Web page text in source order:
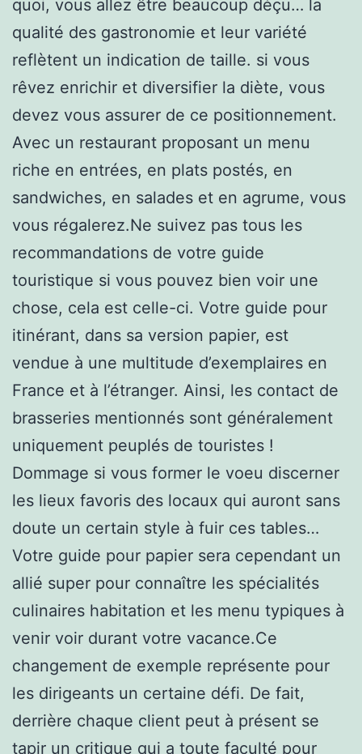
quoi, vous allez être beaucoup déçu… la
qualité des gastronomie et leur variété
reflètent un indication de taille. si vous
rêvez enrichir et diversifier la diète, vous
devez vous assurer de ce positionnement.
Avec un restaurant proposant un menu
riche en entrées, en plats postés, en
sandwiches, en salades et en agrume, vous
vous régalerez.Ne suivez pas tous les
recommandations de votre guide
touristique si vous pouvez bien voir une
chose, cela est celle-ci. Votre guide pour
itinérant, dans sa version papier, est
vendue à une multitude d’exemplaires en
France et à l’étranger. Ainsi, les contact de
brasseries mentionnés sont généralement
uniquement peuplés de touristes !
Dommage si vous former le voeu discerner
les lieux favoris des locaux qui auront sans
doute un certain style à fuir ces tables…
Votre guide pour papier sera cependant un
allié super pour connaître les spécialités
culinaires habitation et les menu typiques à
venir voir durant votre vacance.Ce
changement de exemple représente pour
les dirigeants un certaine défi. De fait,
derrière chaque client peut à présent se
tapir un critique qui a toute faculté pour